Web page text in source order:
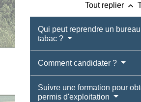
Tout replier keyboard_arrow_up
Qui peut reprendre un
tabac ?
Comment candidater ?
Suivre une formation pour
permis d'exploitation